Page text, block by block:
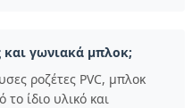
και γωνιακά μπλοκ;
ροζέτες PVC, μπλοκ
ίδιο υλικό και